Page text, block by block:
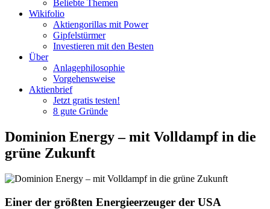
Beliebte Themen
Wikifolio
Aktiengorillas mit Power
Gipfelstürmer
Investieren mit den Besten
Über
Anlagephilosophie
Vorgehensweise
Aktienbrief
Jetzt gratis testen!
8 gute Gründe
Dominion Energy – mit Volldampf in die
grüne Zukunft
Einer der größten Energieerzeuger der USA